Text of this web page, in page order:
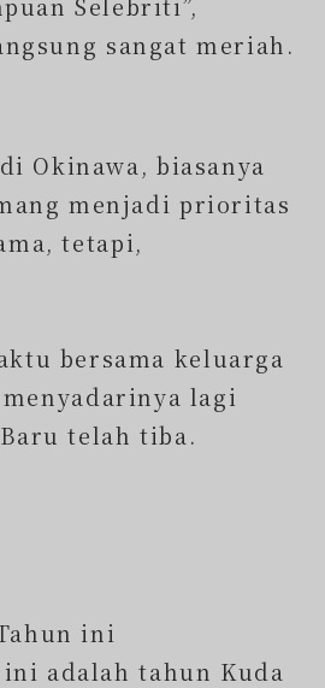
sangat meriah.
Okinawa, biasanya
menjadi prioritas
tetapi,
bersama keluarga
lagi
telah tiba.
ini
adalah tahun Kuda